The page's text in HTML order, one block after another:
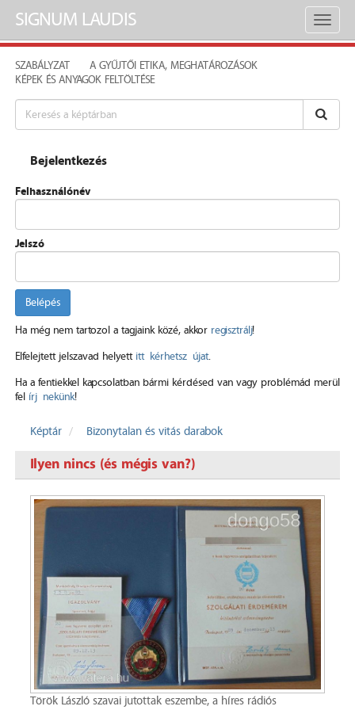
Toggle
SIGNUM LAUDIS
SZABÁLYZAT
A GYŰJTŐI ETIKA, MEGHATÁROZÁSOK
KÉPEK ÉS ANYAGOK FELTÖLTÉSE
Bejelentkezés
Felhasználónév
Jelszó
Belépés
Ha még nem tartozol a tagjaink közé, akkor regisztrálj!
Elfelejtett jelszavad helyett itt kérhetsz újat.
Ha a fentiekkel kapcsolatban bármi kérdésed van vagy problémád merül
fel írj nekünk!
Képtár Bizonytalan és vitás darabok
Ilyen nincs (és mégis van?)
Török László szavai jutottak eszembe, a híres rádiós